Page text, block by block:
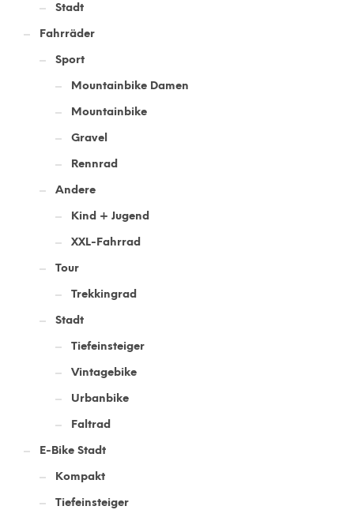
Stadt
Fahrräder
Sport
Mountainbike Damen
Mountainbike
Gravel
Rennrad
Andere
Kind + Jugend
XXL-Fahrrad
Tour
Trekkingrad
Stadt
Tiefeinsteiger
Vintagebike
Urbanbike
Faltrad
E-Bike Stadt
Kompakt
Tiefeinsteiger